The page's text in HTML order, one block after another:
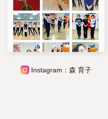
Instagram：森 育子